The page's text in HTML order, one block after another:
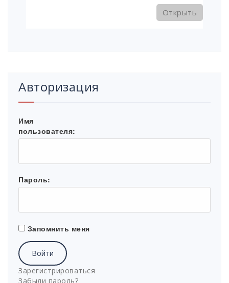
Открыть
Авторизация
Имя
пользователя:
Пароль:
Запомнить меня
Войти
Зарегистрироваться
Забыли пароль?